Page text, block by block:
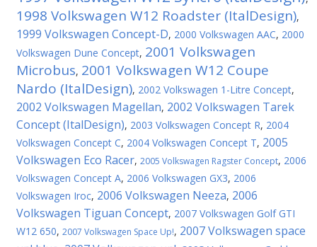
1998 Volkswagen W12 Roadster (ItalDesign),
1999 Volkswagen Concept-D, 2000 Volkswagen AAC, 2000
Volkswagen Dune Concept, 2001 Volkswagen
Microbus, 2001 Volkswagen W12 Coupe
Nardo (ItalDesign), 2002 Volkswagen 1-Litre Concept,
2002 Volkswagen Magellan, 2002 Volkswagen Tarek
Concept (ItalDesign), 2003 Volkswagen Concept R, 2004
Volkswagen Concept C, 2004 Volkswagen Concept T, 2005
Volkswagen Eco Racer, 2005 Volkswagen Ragster Concept, 2006
Volkswagen Concept A, 2006 Volkswagen GX3, 2006
Volkswagen Iroc, 2006 Volkswagen Neeza, 2006
Volkswagen Tiguan Concept, 2007 Volkswagen Golf GTI
W12 650, 2007 Volkswagen Space Up!, 2007 Volkswagen space